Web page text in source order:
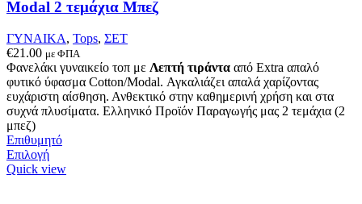
του
Modal 2 τεμάχια Μπεζ
ΓΥΝΑΙΚΑ, Tops, ΣΕΤ
€21.00 με ΦΠΑ
Φανελάκι γυναικείο τοπ με Λεπτή τιράντα από Extra απαλό
φυτικό ύφασμα Cotton/Modal. Αγκαλιάζει απαλά χαρίζοντας
ευχάριστη αίσθηση. Ανθεκτικό στην καθημερινή χρήση και στα
συχνά πλυσίματα. Ελληνικό Προϊόν Παραγωγής μας 2 τεμάχια (2
μπεζ)
Επιθυμητό
ΕπιλογήΑυτό
το
Quick view